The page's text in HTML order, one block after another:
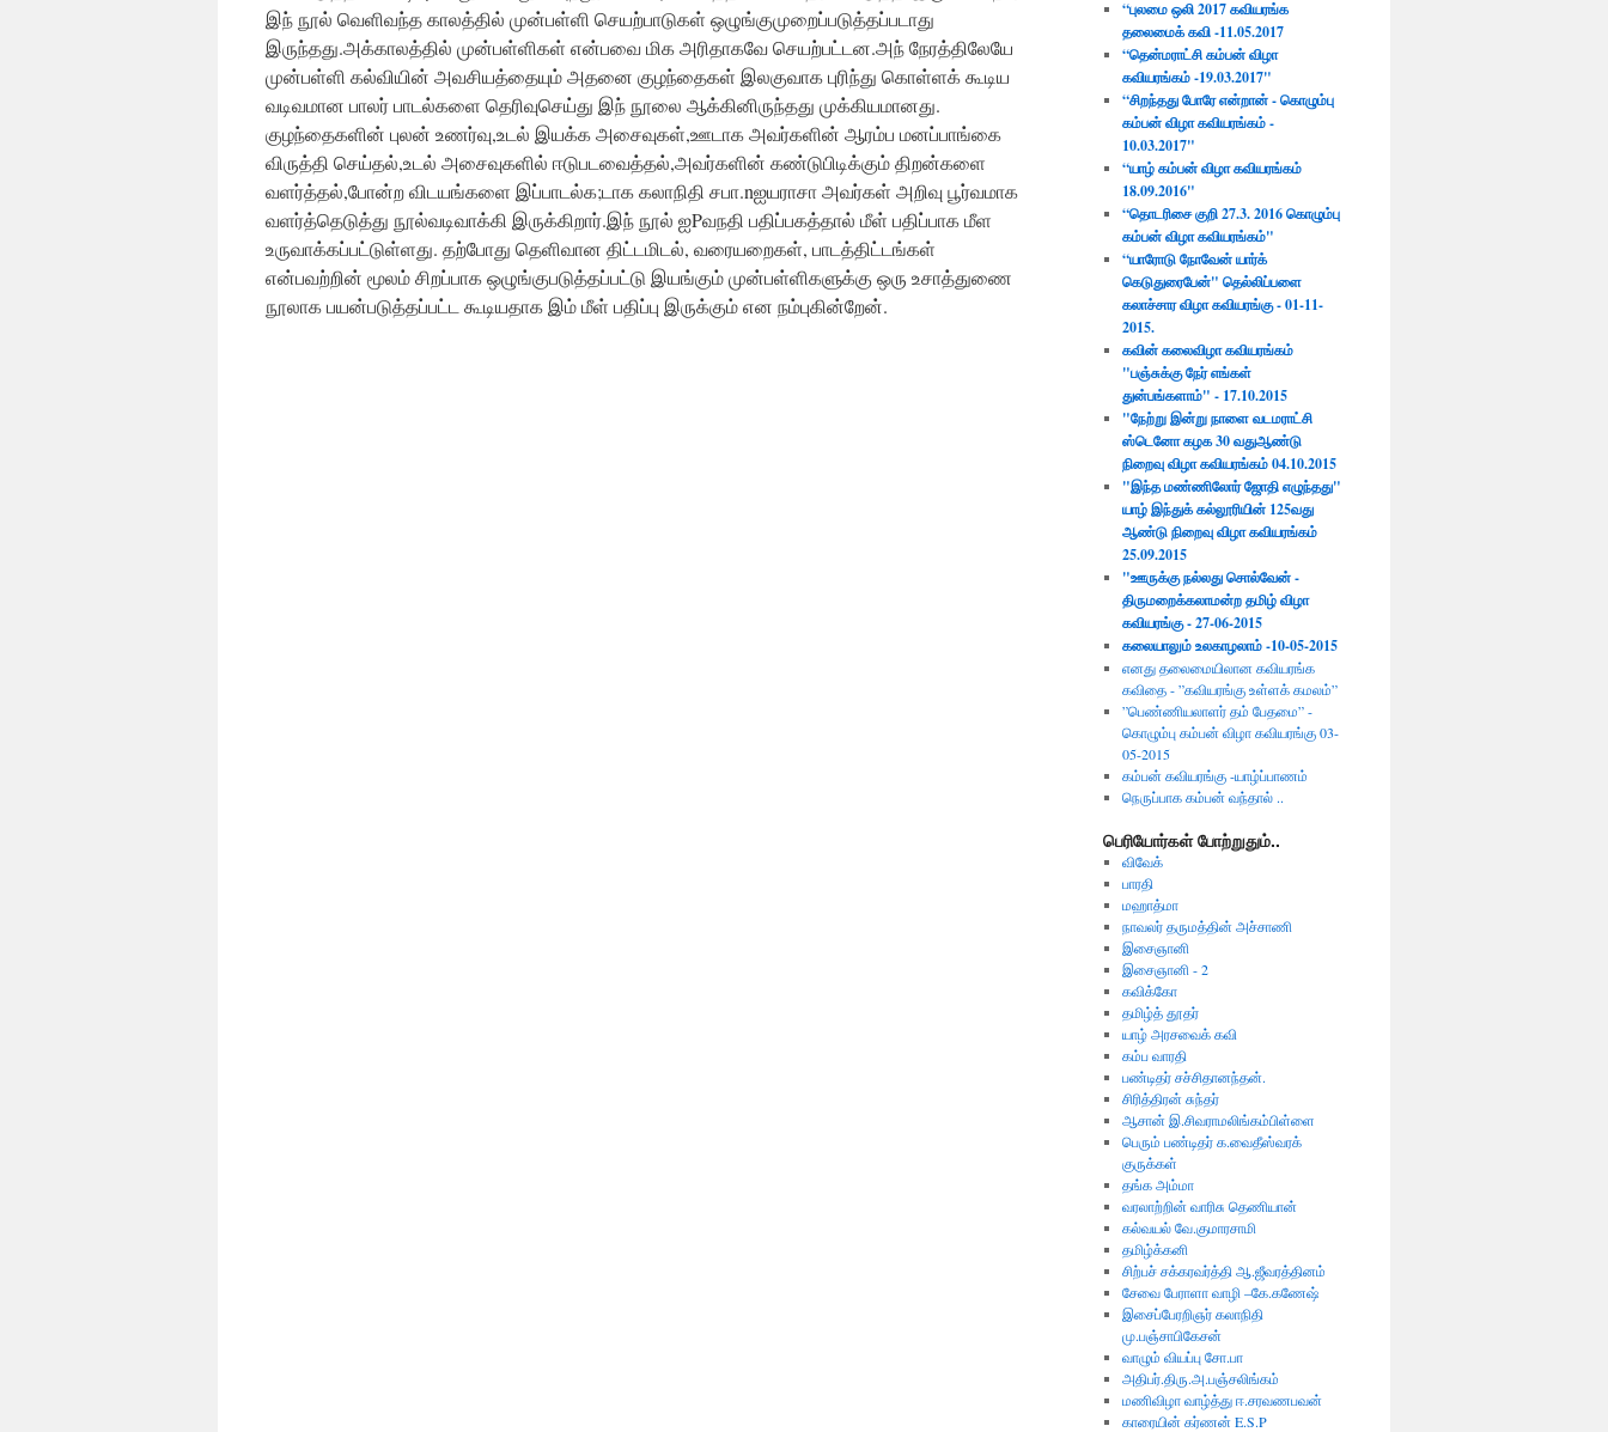
இந் நூல் வெளிவந்த காலத்தில் முன்பள்ளி செயற்பாடுகள் ஒழுங்குமுறைப்படுத்தப்படாது
இருந்தது.அக்காலத்தில் முன்பள்ளிகள் என்பவை மிக அரிதாகவே செயற்பட்டன.அந் நேரத்திலேயே
முன்பள்ளி கல்வியின் அவசியத்தையும் அதனை குழந்தைகள் இலகுவாக புரிந்து கொள்ளக் கூடிய
வடிவமான பாலர் பாடல்களை தெரிவுசெய்து இந் நூலை ஆக்கினிருந்தது முக்கியமானது.
குழந்தைகளின் புலன் உணர்வு,உடல் இயக்க அசைவுகள்,ஊடாக அவர்களின் ஆரம்ப மனப்பாங்கை
விருத்தி செய்தல்,உடல் அசைவுகளில் ஈடுபடவைத்தல்,அவர்களின் கண்டுபிடிக்கும் திறன்களை
வளர்த்தல்,போன்ற விடயங்களை இப்பாடல்க;டாக கலாநிதி சபா.nஐயராசா அவர்கள் அறிவு பூர்வமாக
வளர்த்தெடுத்து நூல்வடிவாக்கி இருக்கிறார்.இந் நூல் ஐPவநதி பதிப்பகத்தால் மீள் பதிப்பாக மீள
உருவாக்கப்பட்டுள்ளது. தற்போது தெளிவான திட்டமிடல், வரையறைகள், பாடத்திட்டங்கள்
என்பவற்றின் மூலம் சிறப்பாக ஒழுங்குபடுத்தப்பட்டு இயங்கும் முன்பள்ளிகளுக்கு ஒரு உசாத்துணை
நூலாக பயன்படுத்தப்பட்ட கூடியதாக இம் மீள் பதிப்பு இருக்கும் என நம்புகின்றேன்.
“புலமை ஒலி 2017 கவியரங்க
தலைமைக் கவி -11.05.2017
“தென்மராட்சி கம்பன் விழா
கவியரங்கம் -19.03.2017"
“சிறந்தது போரே என்றான் - கொழும்பு
கம்பன் விழா கவியரங்கம் -
10.03.2017"
“யாழ் கம்பன் விழா கவியரங்கம்
18.09.2016"
“தொடரிசை குறி 27.3. 2016 கொழும்பு
கம்பன் விழா கவியரங்கம்"
“யாரோடு நோவேன் யார்க்
கெடுதுரைபேன்" தெல்லிப்பளை
கலாச்சார விழா கவியரங்கு - 01-11-
2015.
கவின் கலைவிழா கவியரங்கம்
"பஞ்சுக்கு நேர் எங்கள்
துன்பங்களாம்" - 17.10.2015​
"நேற்று இன்று நாளை வடமராட்சி
ஸ்டெனோ கழக 30 வதுஆண்டு
நிறைவு விழா கவியரங்கம் 04.10.2015
"இந்த மண்ணிலோர் ஜோதி எழுந்தது"
யாழ் இந்துக் கல்லூரியின் 125வது
ஆண்டு நிறைவு விழா கவியரங்கம்
25.09.2015
"ஊருக்கு நல்லது சொல்வேன் -
திருமறைக்கலாமன்ற தமிழ் விழா
கவியரங்கு - 27-06-2015
கலையாலும் உலகாழலாம் -10-05-2015
எனது தலைமையிலான கவியரங்க
கவிதை - ”கவியரங்கு உள்ளக் கமலம்”
”பெண்ணியலாளர் தம் பேதமை” -
கொழும்பு கம்பன் விழா கவியரங்கு 03-
05-2015
கம்பன் கவியரங்கு -யாழ்ப்பாணம்
நெருப்பாக கம்பன் வந்தால் ..
பெரியோர்கள் போற்றுதும்..
விவேக்
பாரதி
மஹாத்மா
நாவலர் தருமத்தின் அச்சாணி
இசைஞானி
இசைஞானி - 2
கவிக்கோ
தமிழ்த் தூதர்
யாழ் அரசவைக் கவி
கம்ப வாரதி
பண்டிதர் சச்சிதானந்தன்.
சிரித்திரன் சுந்தர்
ஆசான் இ.சிவராமலிங்கம்பிள்ளை
பெரும் பண்டிதர் க.வைதீஸ்வரக்
குருக்கள்
தங்க அம்மா
வரலாற்றின் வாரிசு தெணியான்
கல்வயல் வே.குமாரசாமி
தமிழ்க்கனி
சிற்பச் சக்கரவர்த்தி ஆ.ஜீவரத்தினம்
சேவை பேராளா வாழி –கே.கணேஷ்
இசைப்பேரறிஞர் கலாநிதி
மு.பஞ்சாபிகேசன்
வாழும் வியப்பு சோ.பா
அதிபர்.திரு.அ.பஞ்சலிங்கம்
மணிவிழா வாழ்த்து ஈ.சரவணபவன்
காரையின் கர்ணன் E.S.P